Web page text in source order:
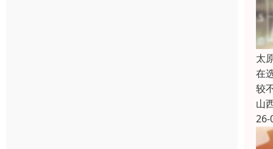
太
在
较
山
26-